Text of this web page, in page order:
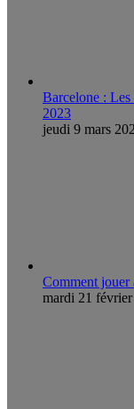
Barcelone : Les
2023
jeudi 9 mars
Comment jouer
mardi 21